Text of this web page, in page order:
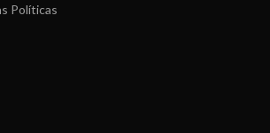
Políticas